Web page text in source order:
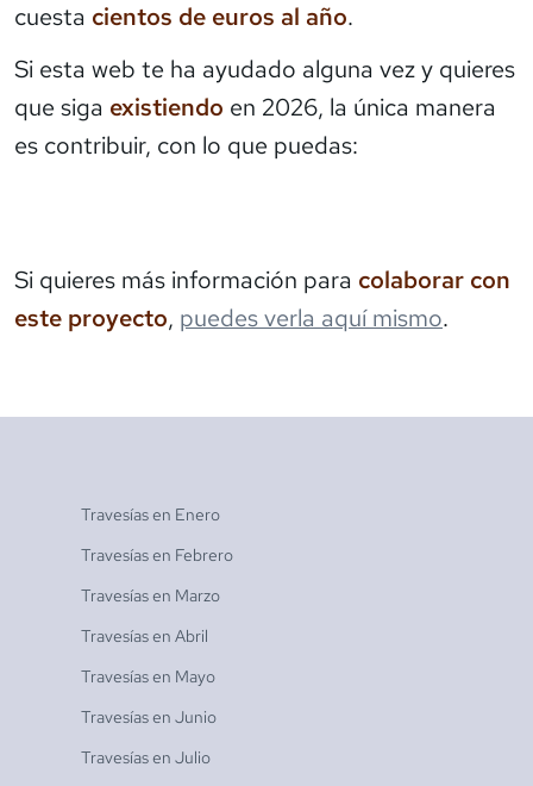
cuesta cientos de euros al año.
Si esta web te ha ayudado alguna vez y quieres
que siga existiendo en 2026, la única manera
es contribuir, con lo que puedas:
Si quieres más información para colaborar con
este proyecto, puedes verla aquí mismo.
Travesías en Enero
Travesías en Febrero
Travesías en Marzo
Travesías en Abril
Travesías en Mayo
Travesías en Junio
Travesías en Julio